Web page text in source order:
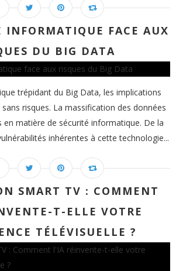
INFORMATIQUE FACE AUX
DU BIG DATA
trépidant du Big Data, les implications
risques. La massification des données
matière de sécurité informatique. De la
inhérentes à cette technologie...
SMART TV : COMMENT
T-ELLE VOTRE
TÉLÉVISUELLE ?